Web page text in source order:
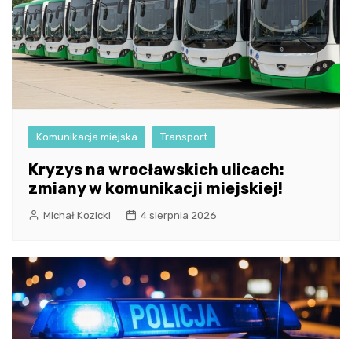
Komunikacja miejska Transport
Kryzys na wrocławskich ulicach:
zmiany w komunikacji miejskiej!
Michał Kozicki 4 sierpnia 2026